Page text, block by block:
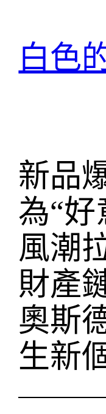
白色
新品
為“好
風潮
財產
奧斯
生新